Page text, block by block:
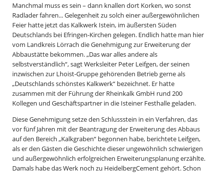
Manchmal muss es sein – dann knallen dort Korken, wo sonst
Radlader fahren... Gelegenheit zu solch einer außergewöhnlichen
Feier hatte jetzt das Kalkwerk Istein, im äußersten Süden
Deutschlands bei Efringen-Kirchen gelegen. Endlich hatte man hier
vom Landkreis Lörrach die Genehmigung zur Erweiterung der
Abbaustätte bekommen. „Das war alles andere als
selbstverständlich“, sagt Werksleiter Peter Leifgen, der seinen
inzwischen zur Lhoist-Gruppe gehörenden Betrieb gerne als
„Deutschlands schönstes Kalkwerk“ bezeichnet. Er hatte
zusammen mit der Führung der Rheinkalk GmbH rund 200
Kollegen und Geschäftspartner in die Isteiner Festhalle geladen.
Diese Genehmigung setze den Schlussstein in ein Verfahren, das
vor fünf Jahren mit der Beantragung der Erweiterung des Abbaus
auf den Bereich „Kalkgraben“ begonnen habe, berichtete Leifgen,
als er den Gästen die Geschichte dieser ungewöhnlich schwierigen
und außergewöhnlich erfolgreichen Erweiterungsplanung erzählte.
Damals habe das Werk noch zu HeidelbergCement gehört. Schon